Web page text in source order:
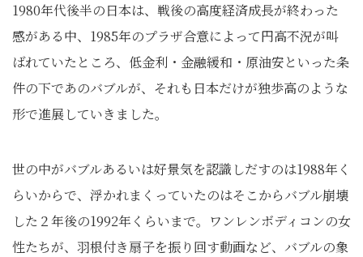
1980年代後半の日本は、戦後の高度経済成長が終わった
感がある中、1985年のプラザ合意によって円高不況が叫
ばれていたところ、低金利・金融緩和・原油安といった条
件の下であのバブルが、それも日本だけが独歩高のような
形で進展していきました。
世の中がバブルあるいは好景気を認識しだすのは1988年く
らいからで、浮かれまくっていたのはそこからバブル崩壊
した２年後の1992年くらいまで。ワンレンボディコンの女
性たちが、羽根付き扇子を振り回す動画など、バブルの象